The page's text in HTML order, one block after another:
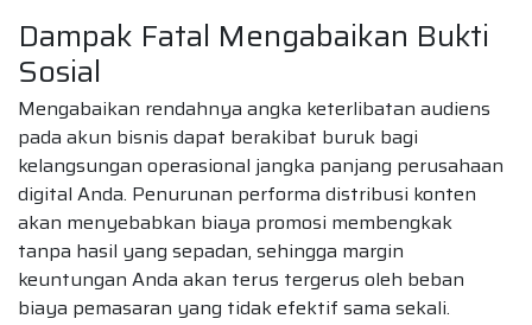
Dampak Fatal Mengabaikan Bukti
Sosial
Mengabaikan rendahnya angka keterlibatan audiens
pada akun bisnis dapat berakibat buruk bagi
kelangsungan operasional jangka panjang perusahaan
digital Anda. Penurunan performa distribusi konten
akan menyebabkan biaya promosi membengkak
tanpa hasil yang sepadan, sehingga margin
keuntungan Anda akan terus tergerus oleh beban
biaya pemasaran yang tidak efektif sama sekali.